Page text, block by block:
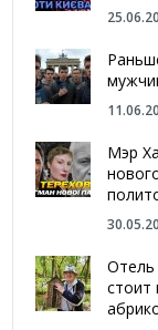
Мэр
Отель
стоит